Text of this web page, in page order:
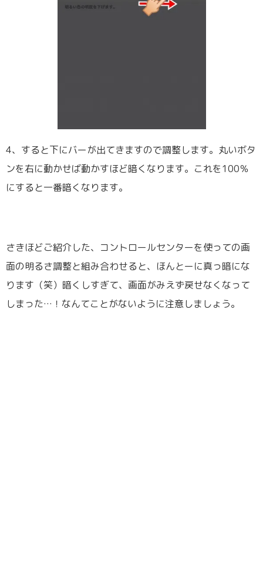
4、すると下にバーが出てきますので調整します。丸いボタ
ンを右に動かせば動かすほど暗くなります。これを100％
にすると一番暗くなります。
さきほどご紹介した、コントロールセンターを使っての画
面の明るさ調整と組み合わせると、ほんとーに真っ暗にな
ります（笑）暗くしすぎて、画面がみえず戻せなくなって
しまった…！なんてことがないように注意しましょう。